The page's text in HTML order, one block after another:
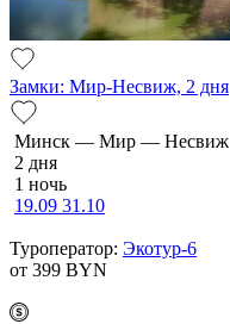
Замки: Мир-Несвиж, 2 дня
Минск — Мир — Несвиж
2 дня
1 ночь
19.09 31.10
Туроператор: Экотур-6
от 399 BYN